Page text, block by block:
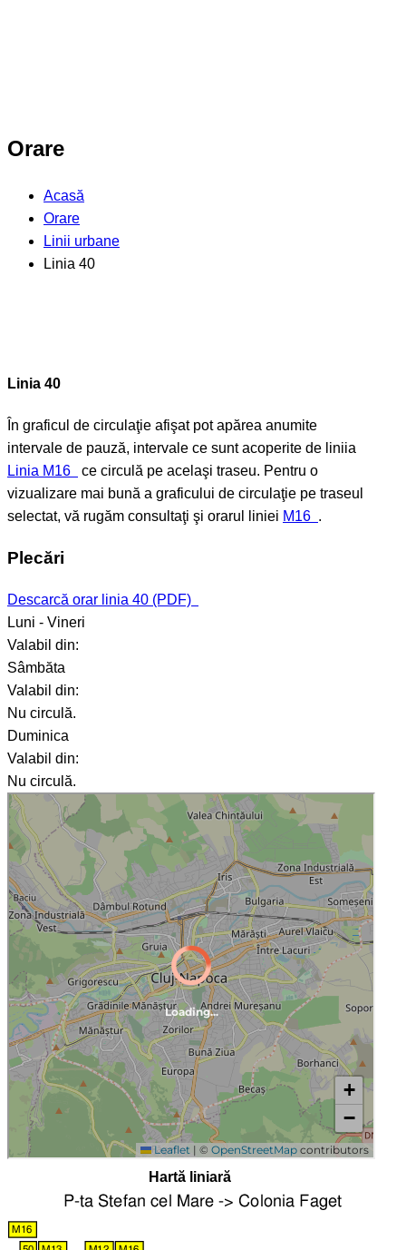
Orare
Acasă
Orare
Linii urbane
Linia 40
Linia 40
În graficul de circulaţie afişat pot apărea anumite
intervale de pauză, intervale ce sunt acoperite de liniia
Linia M16
ce circulă pe acelaşi traseu. Pentru o
vizualizare mai bună a graficului de circulaţie pe traseul
selectat, vă rugăm consultaţi şi orarul liniei M16 .
Plecări
Descarcă orar linia 40 (PDF)
Luni - Vineri
Valabil din:
Sâmbăta
Valabil din:
Nu circulă.
Duminica
Valabil din:
Nu circulă.
Hartă liniară